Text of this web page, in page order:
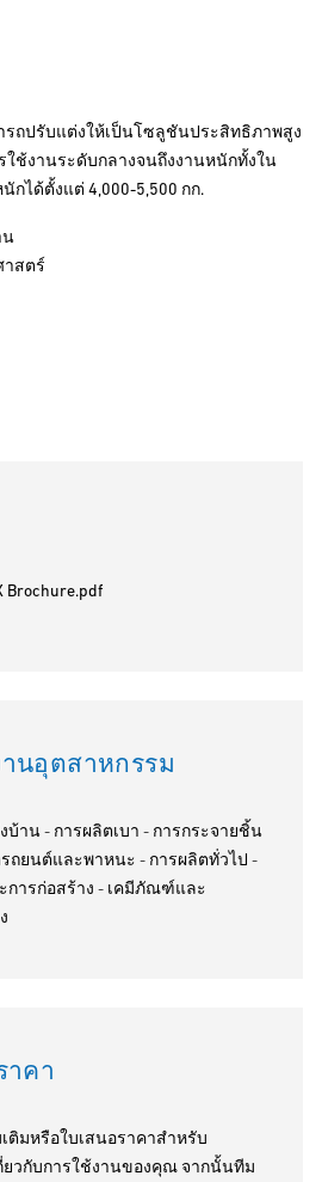
ารถปรับแต่งให้เป็นโซลูชันประสิทธิภาพสูง
ช้งานระดับกลางจนถึงงานหนักทั้งใน
กได้ตั้งแต่ 4,000-5,500 กก.
น
สตร์
Brochure.pdf
นอุตสาหกรรม
บ้าน - การผลิตเบา - การกระจายชิ้น
ถยนต์และพาหนะ - การผลิตทั่วไป -
การก่อสร้าง - เคมีภัณฑ์และ
าคา
ติมหรือใบเสนอราคาสำหรับ
วกับการใช้งานของคุณ จากนั้นทีม